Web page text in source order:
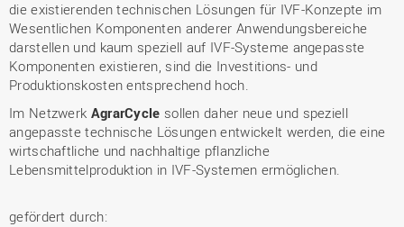
die existierenden technischen Lösungen für IVF-Konzepte im
Wesentlichen Komponenten anderer Anwendungsbereiche
darstellen und kaum speziell auf IVF-Systeme angepasste
Komponenten existieren, sind die Investitions- und
Produktionskosten entsprechend hoch.
Im Netzwerk AgrarCycle sollen daher neue und speziell
angepasste technische Lösungen entwickelt werden, die eine
wirtschaftliche und nachhaltige pflanzliche
Lebensmittelproduktion in IVF-Systemen ermöglichen.
gefördert durch: